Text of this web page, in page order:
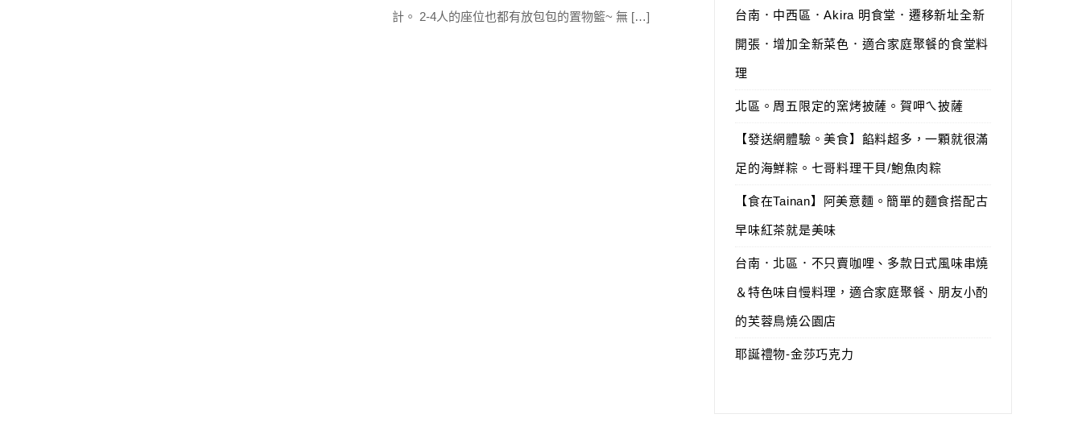
計。 2-4人的座位也都有放包包的置物籃~ 無 […]
台南．中西區．Akira 明食堂．遷移新址全新
開張．增加全新菜色．適合家庭聚餐的食堂料
理
北區。周五限定的窯烤披薩。賀呷ㄟ披薩
【發送網體驗。美食】餡料超多，一顆就很滿
足的海鮮粽。七哥料理干貝/鮑魚肉粽
【食在Tainan】阿美意麵。簡單的麵食搭配古
早味紅茶就是美味
台南．北區．不只賣咖哩、多款日式風味串燒
＆特色味自慢料理，適合家庭聚餐、朋友小酌
的芙蓉鳥燒公園店
耶誕禮物-金莎巧克力